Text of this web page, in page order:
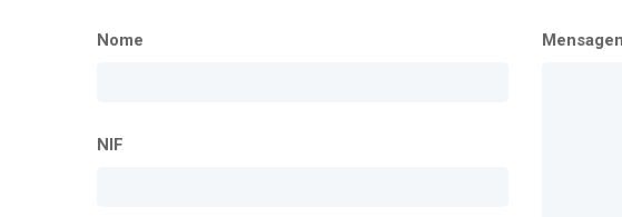
Nome
NIF